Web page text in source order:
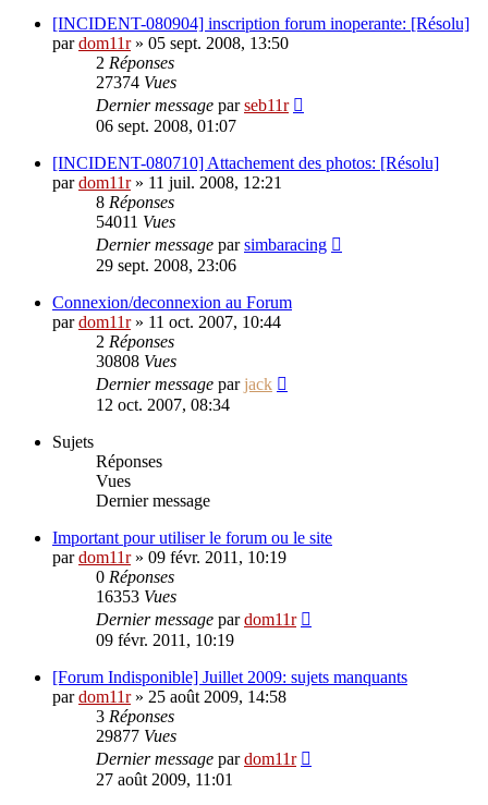
[INCIDENT-080904] inscription forum inoperante: [Résolu]
pardom11r» 05 sept. 2008, 13:50
2 Réponses
27374 Vues
Dernier message parseb11r
06 sept. 2008, 01:07
[INCIDENT-080710] Attachement des photos: [Résolu]
pardom11r» 11 juil. 2008, 12:21
8 Réponses
54011 Vues
Dernier message parsimbaracing
29 sept. 2008, 23:06
Connexion/deconnexion au Forum
pardom11r» 11 oct. 2007, 10:44
2 Réponses
30808 Vues
Dernier message parjack
12 oct. 2007, 08:34
Sujets
Réponses
Vues
Dernier message
Important pour utiliser le forum ou le site
pardom11r» 09 févr. 2011, 10:19
0 Réponses
16353 Vues
Dernier message pardom11r
09 févr. 2011, 10:19
[Forum Indisponible] Juillet 2009: sujets manquants
pardom11r» 25 août 2009, 14:58
3 Réponses
29877 Vues
Dernier message pardom11r
27 août 2009, 11:01